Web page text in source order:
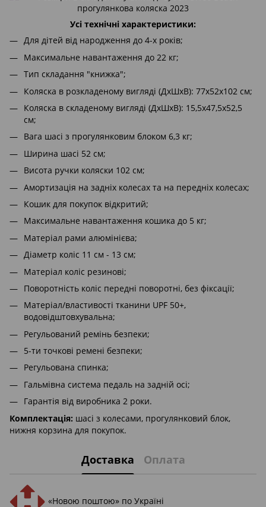
Усі технічні характеристики:
Для дітей від народження до 4-х років;
Максимальне навантаження до 22 кг;
Тип складання "книжка";
Коляска в розкладеному вигляді (ДxШxВ): 77х52х102 см;
Коляска в складеному вигляді (ДxШxВ): 15,5x47,5x52,5
см;
Вага шасі з прогулянковим блоком 6,3 кг;
Ширина шасі 52 см;
Висота ручки коляски 102 см;
Амортизація на задніх колесах та на передніх колесах;
Кошик для покупок відкритий;
Максимальне навантаження кошика до 5 кг;
Матеріал рами алюмінієва;
Діаметр коліс 11 см - 13 см;
Матеріал коліс резинові;
Поворотність коліс передні поворотні, без фіксації;
Матеріал/властивості тканини UPF 50+,
водовідштовхувальна;
Регульований ремінь безпеки;
5-ти точкові ремені безпеки;
Регульована спинка;
Гальмівна система педаль на задній осі;
Гарантія від виробника 2 роки.
Комплектація: шасі з колесами, прогулянковий блок,
нижня корзина для покупок.
Доставка Оплата
«Новою поштою» по Україні